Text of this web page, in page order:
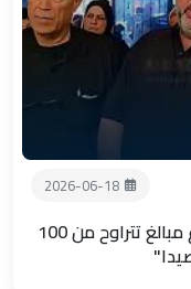
2026-06-18
شملت 250 عائلة: العتبة الحسينية توزع مبالغ تتراوح من 100